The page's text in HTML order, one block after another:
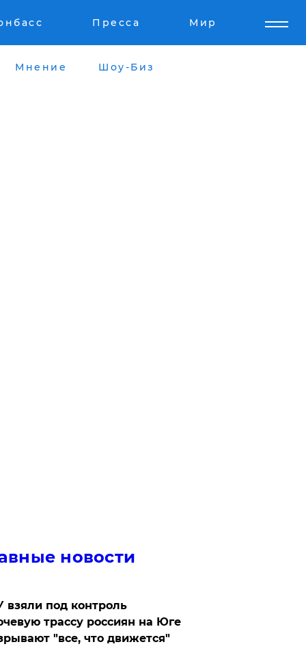
Пресса Мир
Мнение Шоу-Биз
новости
взяли под контроль
трассу россиян на Юге
"все, что движется"